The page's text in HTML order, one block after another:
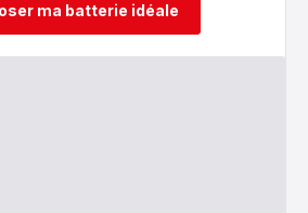
ma batterie idéale